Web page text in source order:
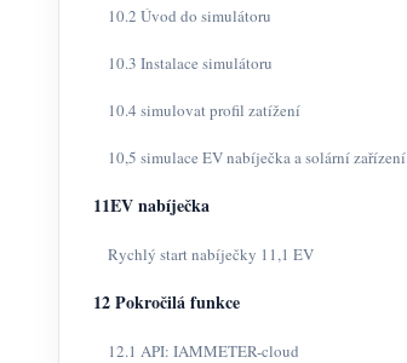
10.2 Úvod do simulátoru
10.3 Instalace simulátoru
10.4 simulovat profil zatížení
10,5 simulace EV nabíječka a solární zařízení
11EV nabíječka
Rychlý start nabíječky 11,1 EV
12 Pokročilá funkce
12.1 API: IAMMETER-cloud